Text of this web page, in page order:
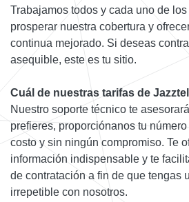
Trabajamos todos y cada uno de
prosperar nuestra cobertura y
continua mejorado. Si deseas
asequible, este es tu sitio.
Cuál de nuestras tarifas de
Nuestro soporte técnico te
prefieres, proporciónanos tu
costo y sin ningún compromiso. Te
información indispensable y te
de contratación a fin de que tengas
irrepetible con nosotros.